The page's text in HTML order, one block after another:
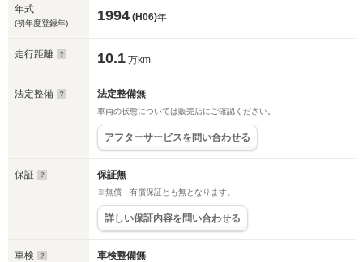
年式
(初年度登録年) 1994 (H06)年
走行距離 10.1 万km
法定整備 法定整備無
車両の状態については販売店にご確認ください。
アフターサービスを問い合わせる
保証 保証無
※無償・有償保証とも無となります。
詳しい保証内容を問い合わせる
車検 車検整備無